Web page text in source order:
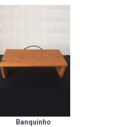
Banquinho